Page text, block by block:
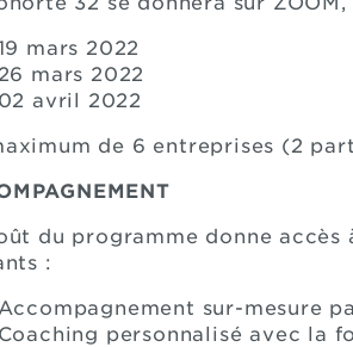
mars 2022
mars 2022
02 avril 2022
de 6 entreprises (2
du programme donne
:
Accompagnement sur-mesure
Coaching personnalisé avec la